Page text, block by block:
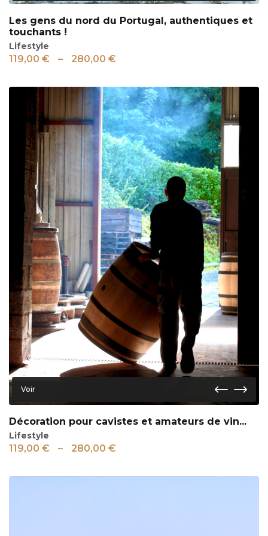
Les gens du nord du Portugal, authentiques et
touchants !
Lifestyle
119,00 € – 280,00 €
Voir
Décoration pour cavistes et amateurs de vin...
Lifestyle
119,00 € – 280,00 €